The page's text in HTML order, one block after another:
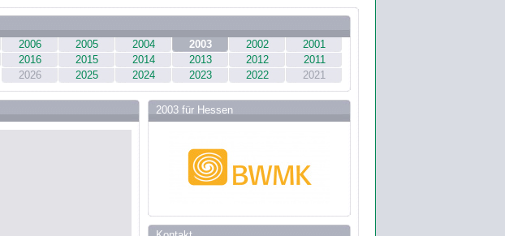
2006 2005 2004 2003 2002
2001
2016 2015 2014 2013 2012
2011
2026
2025 2024 2023 2022 2021
2003 für Hessen